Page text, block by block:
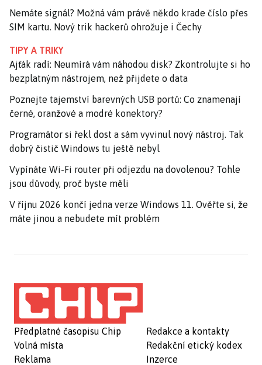
Nemáte signál? Možná vám právě někdo krade číslo přes
SIM kartu. Nový trik hackerů ohrožuje i Čechy
TIPY A TRIKY
Ajťák radí: Neumírá vám náhodou disk? Zkontrolujte si ho
bezplatným nástrojem, než přijdete o data
Poznejte tajemství barevných USB portů: Co znamenají
černé, oranžové a modré konektory?
Programátor si řekl dost a sám vyvinul nový nástroj. Tak
dobrý čistič Windows tu ještě nebyl
Vypínáte Wi-Fi router při odjezdu na dovolenou? Tohle
jsou důvody, proč byste měli
V říjnu 2026 končí jedna verze Windows 11. Ověřte si, že
máte jinou a nebudete mít problém
Předplatné časopisu Chip
Volná místa
Reklama
Redakce a kontakty
Redakční etický kodex
Inzerce